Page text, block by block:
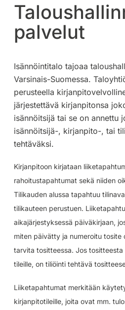
palvelut
Isännöintitalo tajoaa
Varsinais-Suomessa.
perusteella
järjestettävä kirjanpitonsa
isännöitsijä tai se on annettu
isännöitsijä-, kirjanpito-, tai
tehtäväksi.
Kirjanpitoon kirjataan
rahoitustapahtumat sekä niiden
Tilikauden alussa tapahtuu
tilikauteen perustuen.
aikajärjestyksessä päiväkirjaan,
miten päivätty ja numeroitu tosite
tarvita tositteessa. Jos tositteesta
tileille, on tiliöinti tehtävä
Liiketapahtumat merkitään
kirjanpitotileille, joita ovat mm.